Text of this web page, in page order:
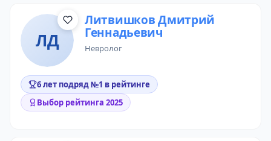
ЛД
Литвишков Дмитрий
Геннадьевич
невролог
6 лет подряд №1 в рейтинге
Выбор рейтинга 2025